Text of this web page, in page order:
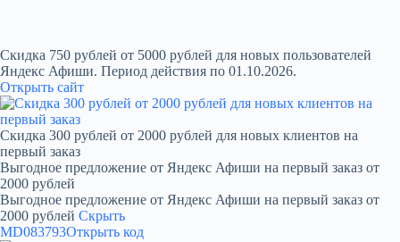
Скидка 750 рублей от 5000 рублей для новых пользователей
Яндекс Афиши. Период действия по 01.10.2026.
Открыть сайт
Скидка 300 рублей от 2000 рублей для новых клиентов на
первый заказ
Выгодное предложение от Яндекс Афиши на первый заказ от
2000 рублей
Выгодное предложение от Яндекс Афиши на первый заказ от
2000 рублей Скрыть
MD083793Открыть код